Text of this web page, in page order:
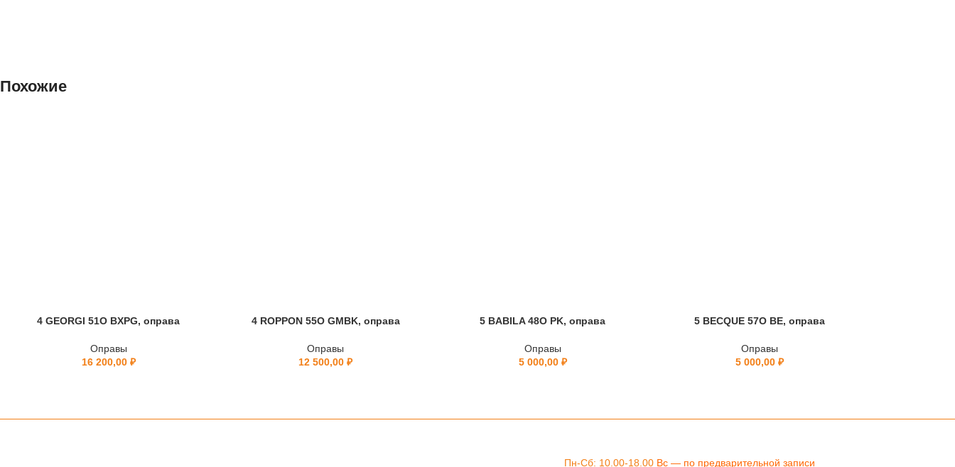
Похожие
4 GEORGI 51O BXPG, оправа
Оправы
16 200,00 ₽
4 ROPPON 55O GMBK, оправа
Оправы
12 500,00₽
5 BABILA 48O PK, оправа
Оправы
5 000,00 ₽
5 BECQUE 57O BE, оправа
Оправы
5 000,00₽
Пн-Сб: 10.00-18.00 Вс — по предварительной записи